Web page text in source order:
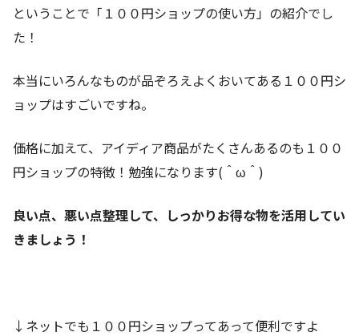
ということで「１００円ショップの使い方」の紹介でし
た！
本当にいろんなものが品ぞろえよくおいてある１００円シ
ョップはすごいですね。
価格に加えて、アイディア商品がたくさんあるのも１００
円ショップの特徴！勉強になります(＾ω＾)
良い点、悪い点整理して、しっかりお得な物を活用してい
きましょう！
↓ネットでも１００円ショップってあって便利ですよ